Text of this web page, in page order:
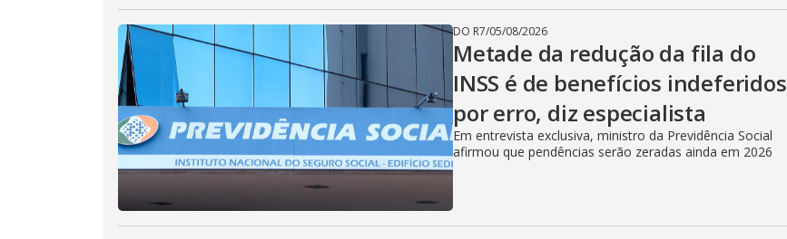
DO R7/05/08/2026
Metade da redução da fila do
INSS é de benefícios indeferidos
por erro, diz especialista
Em entrevista exclusiva, ministro da Previdência Social
afirmou que pendências serão zeradas ainda em 2026